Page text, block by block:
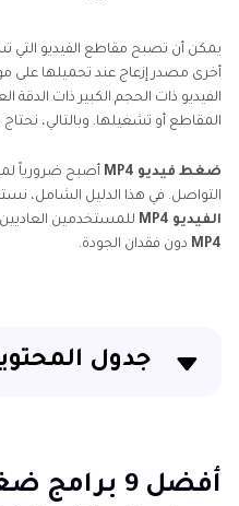
يمكن أن تصبح مقاطع الفيديو التي
أخرى مصدر إزعاج عند تحميلها على
الفيديو ذات الحجم الكبير ذات الدقة
المقاطع أو تشغيلها. وبالتالي،
ضغط فيديو MP4
أصبح ضرورياً
التواصل. في هذا الدليل الشامل،
الفيديو MP4
للمستخدمين
MP4 دون فقدان الجودة.
جدول
أفضل 10 برامج ضغط ملف MP4 اون لاين